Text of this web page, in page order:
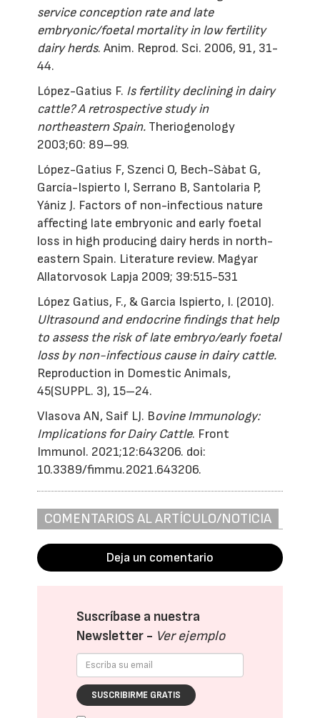
service conception rate and late
embryonic/foetal mortality in low fertility
dairy herds. Anim. Reprod. Sci. 2006, 91, 31-
44.
López-Gatius F. Is fertility declining in dairy
cattle? A retrospective study in
northeastern Spain. Theriogenology
2003;60: 89–99.
López-Gatius F, Szenci O, Bech-Sàbat G,
García-Ispierto I, Serrano B, Santolaria P,
Yániz J. Factors of non-infectious nature
affecting late embryonic and early foetal
loss in high producing dairy herds in north-
eastern Spain. Literature review. Magyar
Allatorvosok Lapja 2009; 39:515-531
López Gatius, F., & Garcia Ispierto, I. (2010).
Ultrasound and endocrine findings that help
to assess the risk of late embryo/early foetal
loss by non-infectious cause in dairy cattle.
Reproduction in Domestic Animals,
45(SUPPL. 3), 15–24.
Vlasova AN, Saif LJ. Bovine Immunology:
Implications for Dairy Cattle. Front
Immunol. 2021;12:643206. doi:
10.3389/fimmu.2021.643206.
COMENTARIOS AL ARTÍCULO/NOTICIA
Deja un comentario
Suscríbase a nuestra
Newsletter - Ver ejemplo
SUSCRIBIRME GRATIS